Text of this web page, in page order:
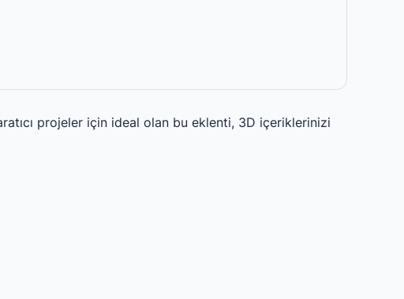
projeler için ideal olan bu eklenti, 3D içeriklerinizi